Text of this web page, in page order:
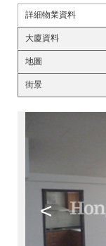
詳細物業資料
大廈資料
地圖
街景
<